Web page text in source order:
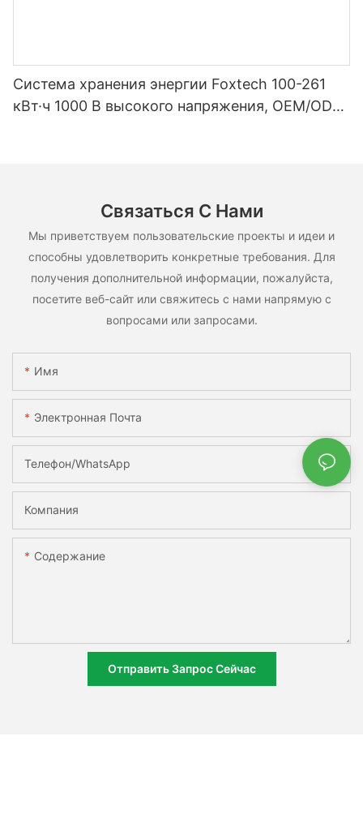
Система хранения энергии Foxtech 100-261
кВт·ч 1000 В высокого напряжения, OEM/ODM,
Связаться С Нами
Мы приветствуем пользовательские проекты и идеи и
способны удовлетворить конкретные требования. Для
получения дополнительной информации, пожалуйста,
посетите веб-сайт или свяжитесь с нами напрямую с
вопросами или запросами.
Имя
Электронная Почта
Телефон/WhatsApp
Компания
Содержание
Отправить Запрос Сейчас